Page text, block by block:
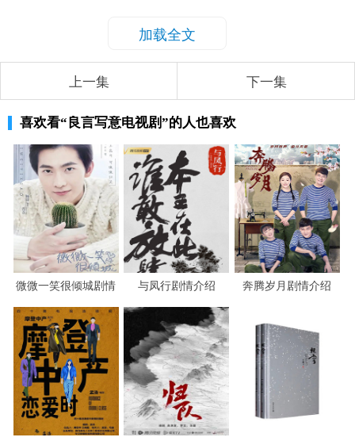
加载全文
上一集 下一集
喜欢看“良言写意电视剧”的人也喜欢
微微一笑很倾城剧情
介绍
与凤行剧情介绍 奔腾岁月剧情介绍